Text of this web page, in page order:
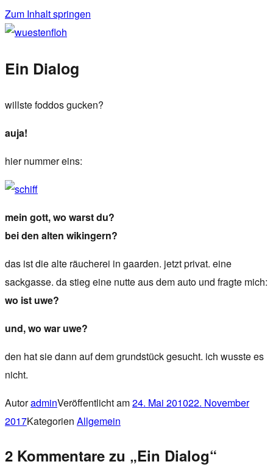
Zum Inhalt springen
wuestenfloh
Ein Dialog
willste foddos gucken?
auja!
hier nummer eins:
mein gott, wo warst du?
bei den alten wikingern?
das ist die alte räucherei in gaarden. jetzt privat. eine
sackgasse. da stieg eine nutte aus dem auto und fragte mich:
wo ist uwe?
und, wo war uwe?
den hat sie dann auf dem grundstück gesucht. ich wusste es
nicht.
AutoradminVeröffentlicht am24. Mai 201022. November
2017Kategorien Allgemein
2 Kommentare zu „Ein Dialog“